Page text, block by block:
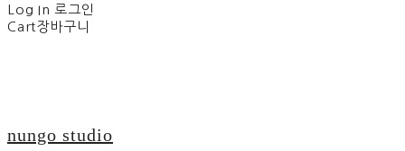
Log In 로그인
Cart장바구니
nungo studio